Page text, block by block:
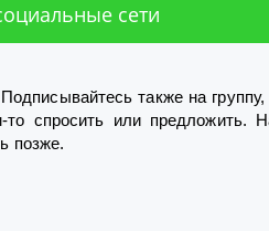
сети
также на
спросить или предложить.
позже.